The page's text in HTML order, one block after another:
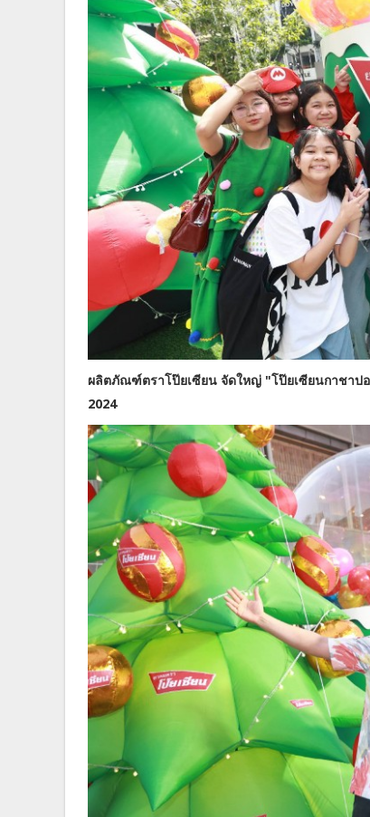
ผลิตภัณฑ์ตราโป๊ยเซียน จัดใหญ่ "โป๊ยเซียนกาชาป
2024